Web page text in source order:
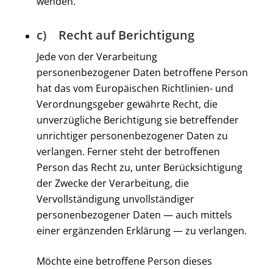
c) Recht auf Berichtigung
Jede von der Verarbeitung
personenbezogener Daten betroffene Person
hat das vom Europäischen Richtlinien- und
Verordnungsgeber gewährte Recht, die
unverzügliche Berichtigung sie betreffender
unrichtiger personenbezogener Daten zu
verlangen. Ferner steht der betroffenen
Person das Recht zu, unter Berücksichtigung
der Zwecke der Verarbeitung, die
Vervollständigung unvollständiger
personenbezogener Daten — auch mittels
einer ergänzenden Erklärung — zu verlangen.
Möchte eine betroffene Person dieses